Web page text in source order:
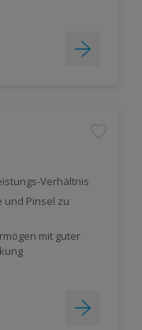
Verhältnis
und Pinsel zu
mit guter